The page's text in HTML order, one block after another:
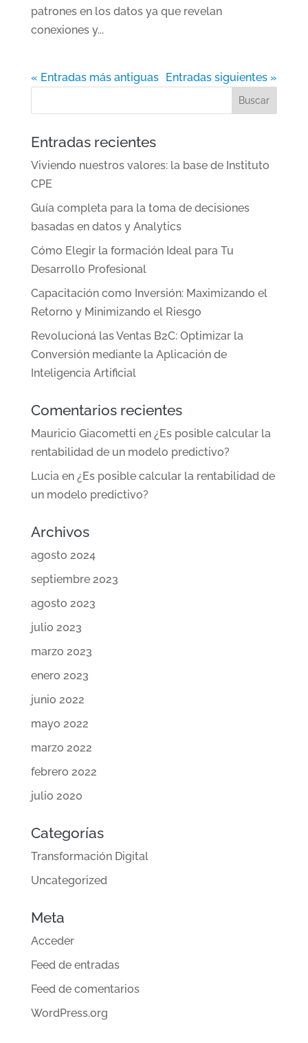
patrones en los datos ya que revelan
conexiones y...
« Entradas más antiguas Entradas siguientes »
Entradas recientes
Viviendo nuestros valores: la base de Instituto
CPE
Guía completa para la toma de decisiones
basadas en datos y Analytics
Cómo Elegir la formación Ideal para Tu
Desarrollo Profesional
Capacitación como Inversión: Maximizando el
Retorno y Minimizando el Riesgo
Revolucioná las Ventas B2C: Optimizar la
Conversión mediante la Aplicación de
Inteligencia Artificial
Comentarios recientes
Mauricio Giacometti en ¿Es posible calcular la
rentabilidad de un modelo predictivo?
Luciaen ¿Es posible calcular la rentabilidad de
un modelo predictivo?
Archivos
agosto 2024
septiembre 2023
agosto 2023
julio 2023
marzo 2023
enero 2023
junio 2022
mayo 2022
marzo 2022
febrero 2022
julio 2020
Categorías
Transformación Digital
Uncategorized
Meta
Acceder
Feed de entradas
Feed de comentarios
WordPress.org